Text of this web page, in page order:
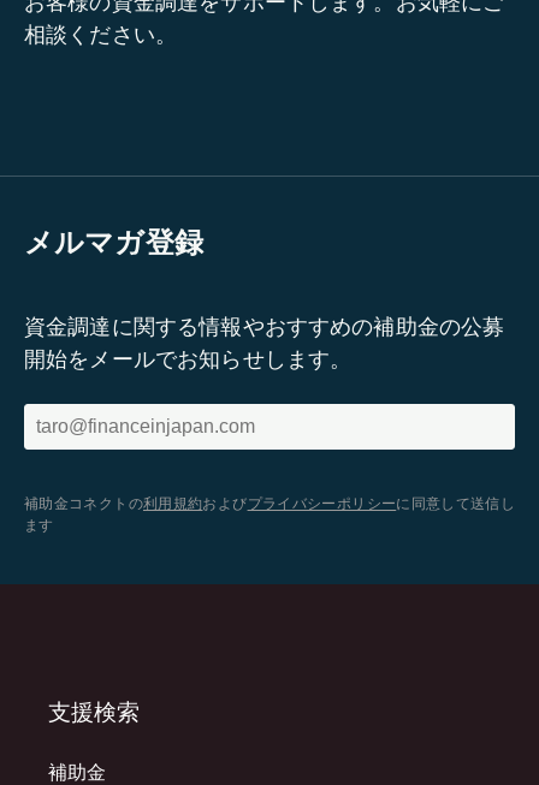
相談ください。
メルマガ登録
資金調達に関する情報やおすすめの補助金の公募
開始をメールでお知らせします。
補助金コネクトの利用規約およびプライバシーポリシーに同意して送信し
ます
支援検索
補助金